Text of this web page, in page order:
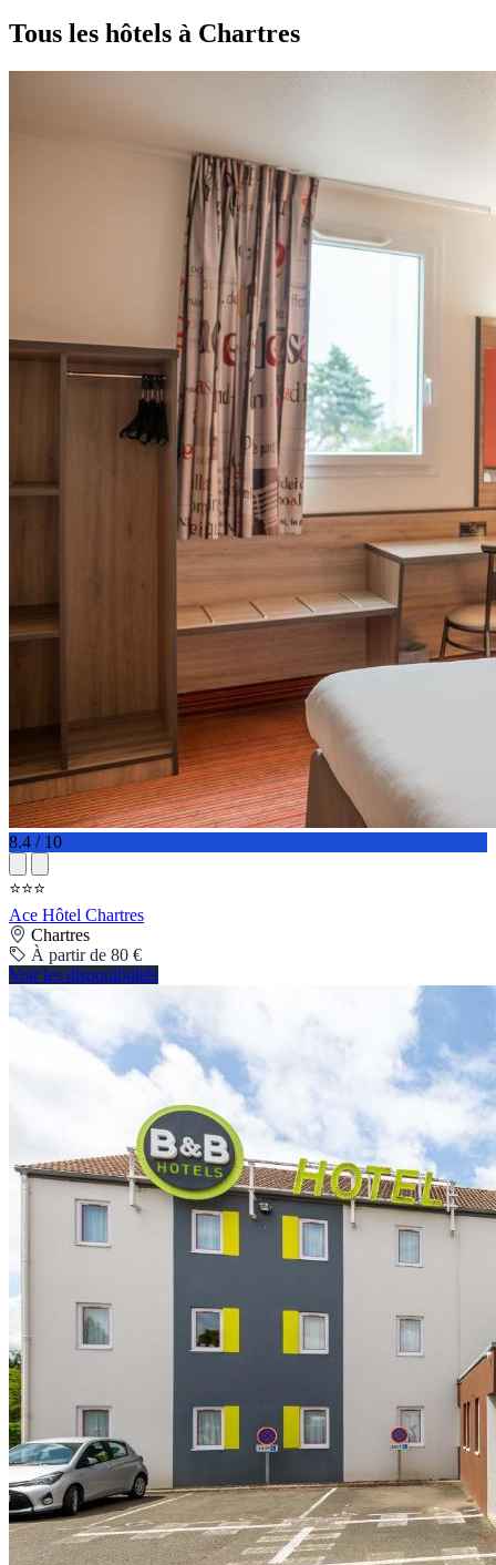
Tous les hôtels à Chartres
8.4 / 10
⭐⭐⭐
Ace Hôtel Chartres
Chartres
À partir de 80 €
Voir les disponibilités